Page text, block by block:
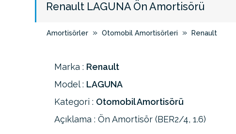
Renault LAGUNA Ön Amortisörü
Amortisörler » Otomobil Amortisörleri » Renault
Marka : Renault
Model : LAGUNA
Kategori : Otomobil Amortisörü
Açıklama : Ön Amortisör (BER2/4, 1.6)